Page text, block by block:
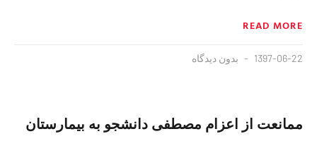
READ MORE
1397-06-22 بدون دیدگاه
ممانعت از اعزام مصطفی دانشجو به بیمارستان